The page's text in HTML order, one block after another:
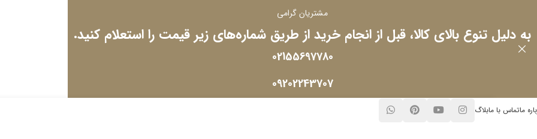
ماتماس با مابلاگ
مشتریان گرامی
به دلیل تنوع بالای کالا، قبل از انجام خرید از طریق شماره‌های زیر قیمت را استعلام کنید.
02155697780
09202243707